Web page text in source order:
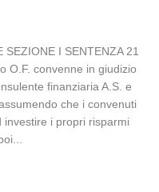
SEZIONE I SENTENZA 21
O.F. convenne in giudizio
finanziaria A.S. e
che i convenuti
i propri risparmi